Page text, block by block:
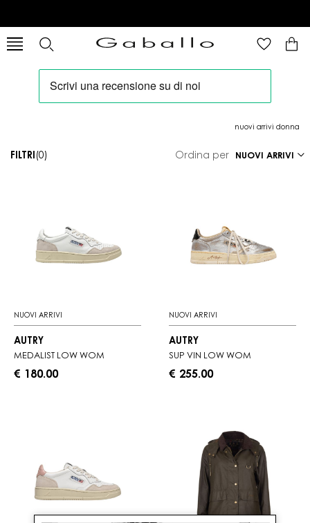
nuovi arrivi donna
FILTRI (0) Ordina per
NUOVI ARRIVI
AUTRY
MEDALIST LOW WOM
€ 180.00
NUOVI ARRIVI
AUTRY
SUP VIN LOW WOM
€ 255.00